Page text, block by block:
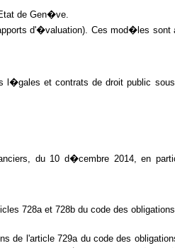
de Gen�ve.
d'�valuation). Ces mod�les
et contrats de droit public sous
du 10 d�cembre 2014, en
728a et 728b du code des
l'article 729a du code des